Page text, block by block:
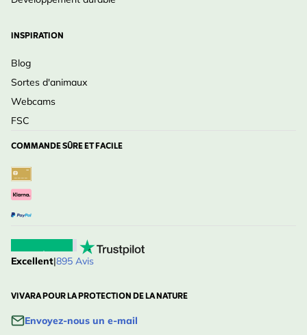
INSPIRATION
Blog
Sortes d'animaux
Webcams
FSC
COMMANDE SÛRE ET FACILE
Excellent|895 Avis
VIVARA POUR LA PROTECTION DE LA NATURE
Envoyez-nous un e-mail